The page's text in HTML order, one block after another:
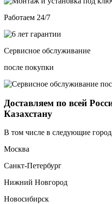
Работаем 24/7
Сервисное обслуживание
после покупки
Доставляем по всей
Казахстану
В том числе в следующие
Москва
Санкт-Петербург
Нижний Новгород
Новосибирск